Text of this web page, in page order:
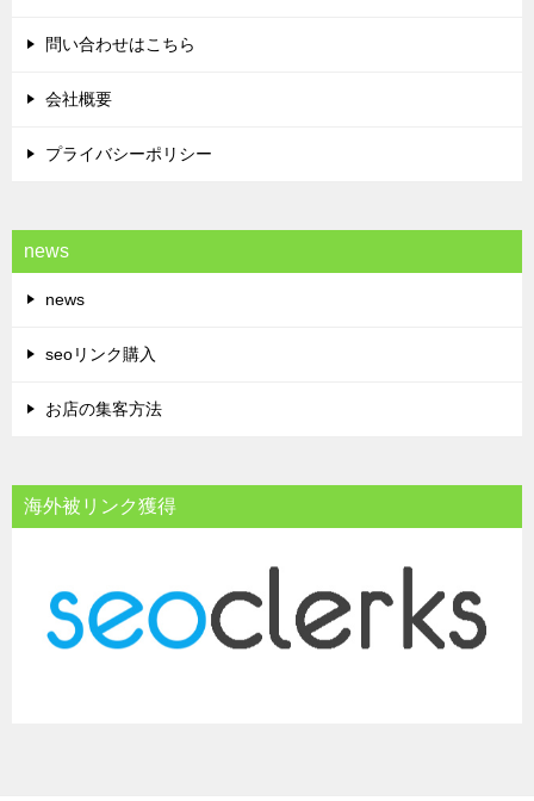
問い合わせはこちら
会社概要
プライバシーポリシー
news
news
seoリンク購入
お店の集客方法
海外被リンク獲得